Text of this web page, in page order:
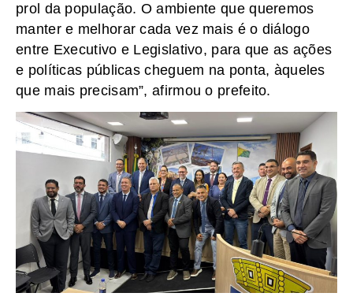
prol da população. O ambiente que queremos
manter e melhorar cada vez mais é o diálogo
entre Executivo e Legislativo, para que as ações
e políticas públicas cheguem na ponta, àqueles
que mais precisam”, afirmou o prefeito.